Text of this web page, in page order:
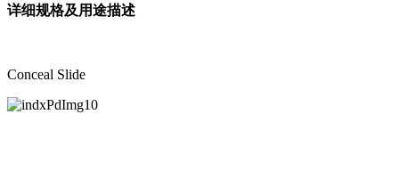
详细规格及用途描述
Conceal Slide